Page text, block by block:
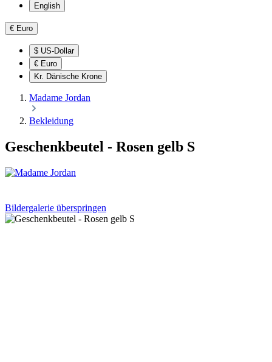
English
€ Euro
$ US-Dollar
€ Euro
Kr. Dänische Krone
Madame Jordan
Bekleidung
Geschenkbeutel - Rosen gelb S
Bildergalerie überspringen